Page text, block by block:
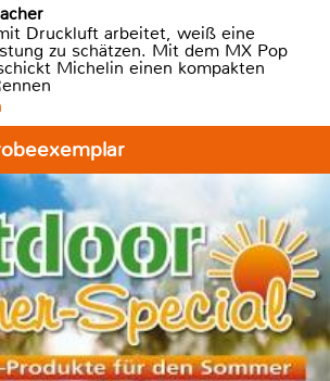
Druckluft arbeitet, weiß eine
zu schätzen. Mit dem MX Pop
Michelin einen kompakten